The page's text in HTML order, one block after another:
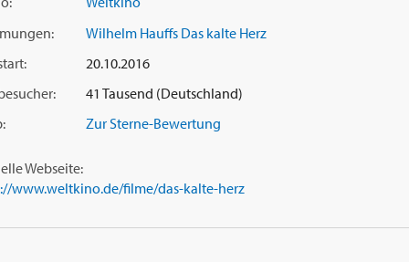
Wilhelm Hauffs Das kalte Herz
20.10.2016
41 Tausend (Deutschland)
Zur Sterne-Bewertung
Webseite:
www.weltkino.de/filme/das-kalte-herz